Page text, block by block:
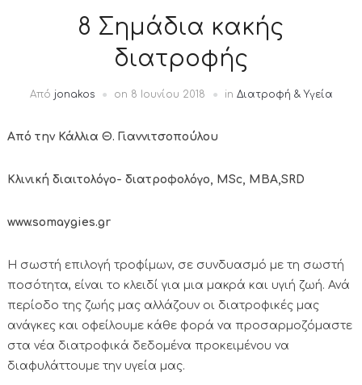
8 Σημάδια κακής
διατροφής
Από jonakos on 8 Ιουνίου 2018 in Διατροφή & Υγεία
Aπό την Κάλλια Θ. Γιαννιτσοπούλου
Κλινική διαιτολόγο- διατροφολόγο, MSc, MBA,SRD
www.somaygies.gr
Η σωστή επιλογή τροφίμων, σε συνδυασμό με τη σωστή
ποσότητα, είναι το κλειδί για μια μακρά και υγιή ζωή. Ανά
περίοδο της ζωής μας αλλάζουν οι διατροφικές μας
ανάγκες και οφείλουμε κάθε φορά να προσαρμοζόμαστε
στα νέα διατροφικά δεδομένα προκειμένου να
διαφυλάττουμε την υγεία μας.